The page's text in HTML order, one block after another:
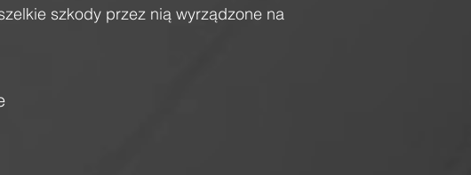
szkody przez nią wyrządzone na